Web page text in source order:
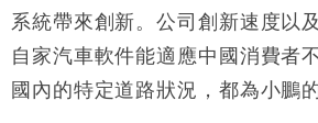
系統帶來創新。公司創新速度以
自家汽車軟件能適應中國消費者
國內的特定道路狀況，都為小鵬